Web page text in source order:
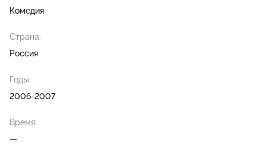
Комедия
Страна:
Россия
Годы:
2006-2007
Время:
—